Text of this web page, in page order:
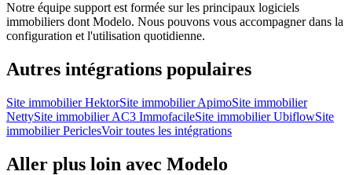
Notre équipe support est formée sur les principaux logiciels
immobiliers dont Modelo. Nous pouvons vous accompagner dans la
configuration et l'utilisation quotidienne.
Autres intégrations populaires
Site immobilierHektorSite immobilierApimoSite immobilier
NettySite immobilierAC3 ImmofacileSite immobilierUbiflowSite
immobilierPericlesVoir toutes les intégrations
Aller plus loin avec Modelo